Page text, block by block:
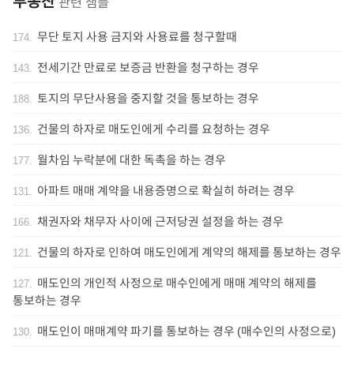
174. 무단 토지 사용 금지와 사용료를 청구할때
143. 전세기간 만료로 보증금 반환을 청구하는 경우
188. 토지의 무단사용을 중지할 것을 통보하는 경우
136. 건물의 하자로 매도인에게 수리를 요청하는 경우
177. 월차임 누락분에 대한 독촉을 하는 경우
131. 아파트 매매 계약을 내용증명으로 확실히 하려는 경우
166. 채권자와 채무자 사이에 근저당권 설정을 하는 경우
121. 건물의 하자로 인하여 매도인에게 계약의 해제를 통보하는 경우
127. 매도인의 개인적 사정으로 매수인에게 매매 계약의 해제를
통보하는 경우
130. 매도인이 매매계약 파기를 통보하는 경우 (매수인의 사정으로)